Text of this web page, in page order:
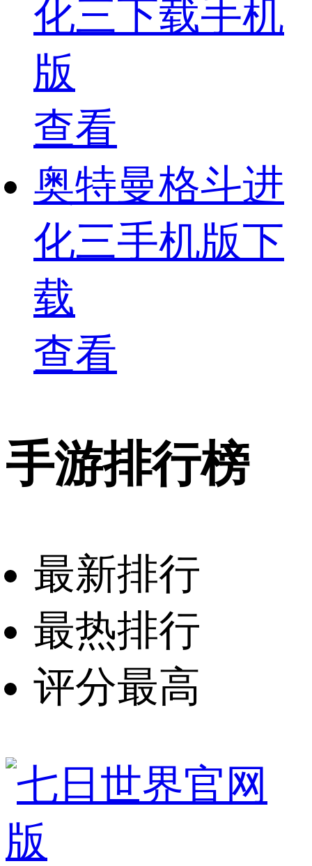
化三下载手机
版
查看
奥特曼格斗进
化三手机版下
载
查看
手游排行榜
最新排行
最热排行
评分最高